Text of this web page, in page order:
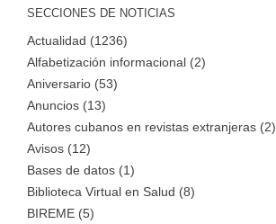
SECCIONES DE NOTICIAS
Actualidad (1236)
Alfabetización informacional (2)
Aniversario (53)
Anuncios (13)
Autores cubanos en revistas extranjeras (2)
Avisos (12)
Bases de datos (1)
Biblioteca Virtual en Salud (8)
BIREME (5)